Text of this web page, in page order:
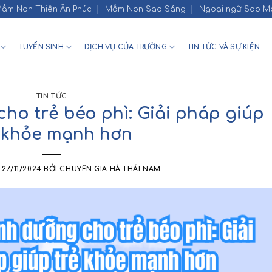
Non Thiên Ân Phúc Mầm Non Sao Sáng Ngoại ngữ Sao
TUYỂN SINH DỊCH VỤ CỦA TRƯỜNG TIN TỨC VÀ SỰ KIỆN
TIN TỨC
trẻ béo phì: Giải pháp giúp
mạnh hơn
27/11/2024 BỞICHUYÊN GIA HÀ THÁI NAM